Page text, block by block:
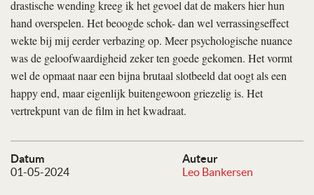
Datum
01-05-2024
Auteur
Leo Bankersen
drastische wending kreeg ik het gevoel dat de makers hier hun
hand overspelen. Het beoogde schok- dan wel verrassingseffect
wekte bij mij eerder verbazing op. Meer psychologische nuance
was de geloofwaardigheid zeker ten goede gekomen. Het vormt
wel de opmaat naar een bijna brutaal slotbeeld dat oogt als een
happy end, maar eigenlijk buitengewoon griezelig is. Het
vertrekpunt van de film in het kwadraat.